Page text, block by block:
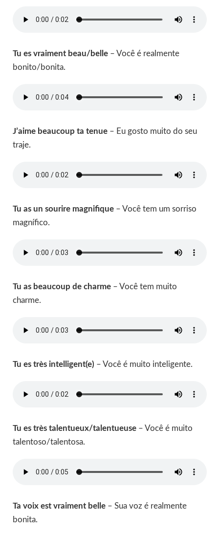
Tu es vraiment beau/belle– Você é realmente
bonito/bonita.
J’aime beaucoup ta tenue– Eu gosto muito do seu
traje.
Tu as un sourire magnifique – Você tem um sorriso
magnífico.
Tu as beaucoup de charme – Você tem muito
charme.
Tu es très intelligent(e) – Você é muito inteligente.
Tu es très talentueux/talentueuse– Você é muito
talentoso/talentosa.
Ta voix est vraiment belle– Sua voz é realmente
bonita.